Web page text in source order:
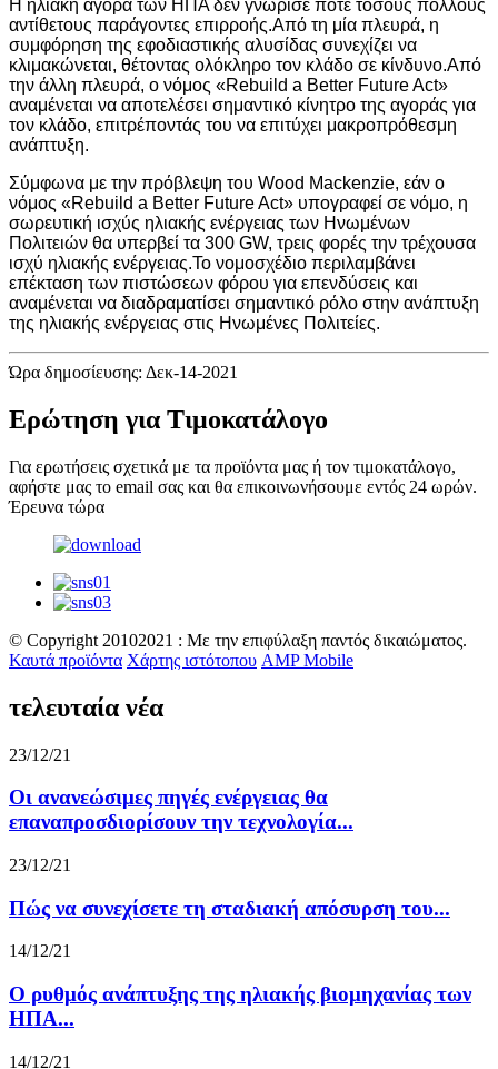
Η ηλιακή αγορά των ΗΠΑ δεν γνώρισε ποτέ τόσους πολλούς
αντίθετους παράγοντες επιρροής.Από τη μία πλευρά, η
συμφόρηση της εφοδιαστικής αλυσίδας συνεχίζει να
κλιμακώνεται, θέτοντας ολόκληρο τον κλάδο σε κίνδυνο.Από
την άλλη πλευρά, ο νόμος «Rebuild a Better Future Act»
αναμένεται να αποτελέσει σημαντικό κίνητρο της αγοράς για
τον κλάδο, επιτρέποντάς του να επιτύχει μακροπρόθεσμη
ανάπτυξη.
Σύμφωνα με την πρόβλεψη του Wood Mackenzie, εάν ο
νόμος «Rebuild a Better Future Act» υπογραφεί σε νόμο, η
σωρευτική ισχύς ηλιακής ενέργειας των Ηνωμένων
Πολιτειών θα υπερβεί τα 300 GW, τρεις φορές την τρέχουσα
ισχύ ηλιακής ενέργειας.Το νομοσχέδιο περιλαμβάνει
επέκταση των πιστώσεων φόρου για επενδύσεις και
αναμένεται να διαδραματίσει σημαντικό ρόλο στην ανάπτυξη
της ηλιακής ενέργειας στις Ηνωμένες Πολιτείες.
Ώρα δημοσίευσης: Δεκ-14-2021
Ερώτηση για Τιμοκατάλογο
Για ερωτήσεις σχετικά με τα προϊόντα μας ή τον τιμοκατάλογο,
αφήστε μας το email σας και θα επικοινωνήσουμε εντός 24 ωρών.
Έρευνα τώρα
© Copyright 20102021 : Με την επιφύλαξη παντός δικαιώματος.
Καυτά προϊόντα Χάρτης ιστότοπου AMP Mobile
τελευταία νέα
23/12/21
Οι ανανεώσιμες πηγές ενέργειας θα
επαναπροσδιορίσουν την τεχνολογία...
23/12/21
Πώς να συνεχίσετε τη σταδιακή απόσυρση του...
14/12/21
Ο ρυθμός ανάπτυξης της ηλιακής βιομηχανίας των
ΗΠΑ...
14/12/21